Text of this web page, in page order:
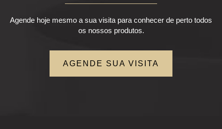
Agende hoje mesmo a sua visita para conhecer de perto todos
os nossos produtos.
AGENDE SUA VISITA